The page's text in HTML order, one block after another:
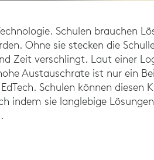
Schulen brauchen
Ohne sie stecken die
Zeit verschlingt. Laut einer
Austauschrate ist nur ein
Schulen können diesen
indem sie langlebige